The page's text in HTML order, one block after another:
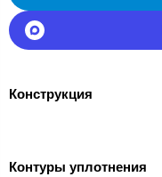
Конструкция
Контуры уплотнения